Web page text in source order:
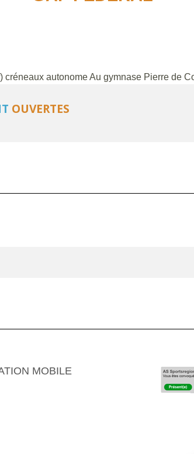
autonome Au gymnase Pierre de
OUVERTES
MOBILE